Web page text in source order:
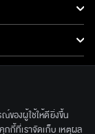
ของผู้ใช้ให้ดียิ่งขึ้น
กกี้ที่เราจัดเก็บ เหตุผล